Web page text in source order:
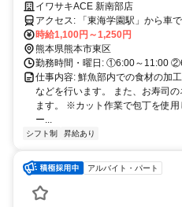
OKイワサキACE 新南部店
時給1,100円～1,250円
熊本県熊本市東区
勤務時間・曜日: ①6:00～11:00
仕事内容: 鮮魚部内での食材の加
などを行います。 また、お寿司
ます。 ※カット作業で包丁を使
ー...
シフト制 昇給あり
アルバイト・パート